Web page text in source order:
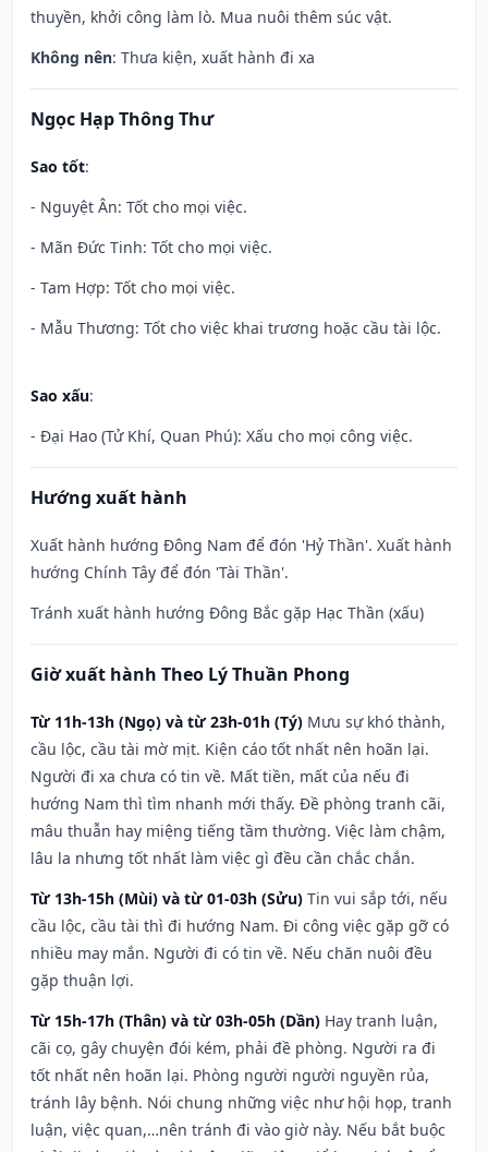
thuyền, khởi công làm lò. Mua nuôi thêm súc vật.
Không nên: Thưa kiện, xuất hành đi xa
Ngọc Hạp Thông Thư
Sao tốt:
- Nguyệt Ân: Tốt cho mọi việc.
- Mãn Đức Tinh: Tốt cho mọi việc.
- Tam Hợp: Tốt cho mọi việc.
- Mẫu Thương: Tốt cho việc khai trương hoặc cầu tài lộc.
Sao xấu:
- Đại Hao (Tử Khí, Quan Phú): Xấu cho mọi công việc.
Hướng xuất hành
Xuất hành hướng Đông Nam để đón 'Hỷ Thần'. Xuất hành
hướng Chính Tây để đón 'Tài Thần'.
Tránh xuất hành hướng Đông Bắc gặp Hạc Thần (xấu)
Giờ xuất hành Theo Lý Thuần Phong
Từ 11h-13h (Ngọ) và từ 23h-01h (Tý) Mưu sự khó thành,
cầu lộc, cầu tài mờ mịt. Kiện cáo tốt nhất nên hoãn lại.
Người đi xa chưa có tin về. Mất tiền, mất của nếu đi
hướng Nam thì tìm nhanh mới thấy. Đề phòng tranh cãi,
mâu thuẫn hay miệng tiếng tầm thường. Việc làm chậm,
lâu la nhưng tốt nhất làm việc gì đều cần chắc chắn.
Từ 13h-15h (Mùi) và từ 01-03h (Sửu) Tin vui sắp tới, nếu
cầu lộc, cầu tài thì đi hướng Nam. Đi công việc gặp gỡ có
nhiều may mắn. Người đi có tin về. Nếu chăn nuôi đều
gặp thuận lợi.
Từ 15h-17h (Thân) và từ 03h-05h (Dần) Hay tranh luận,
cãi cọ, gây chuyện đói kém, phải đề phòng. Người ra đi
tốt nhất nên hoãn lại. Phòng người người nguyền rủa,
tránh lây bệnh. Nói chung những việc như hội họp, tranh
luận, việc quan,…nên tránh đi vào giờ này. Nếu bắt buộc